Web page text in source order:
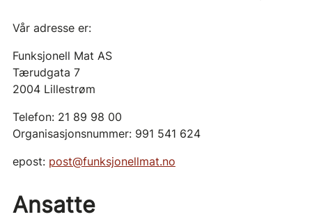
Vår adresse er:
Funksjonell Mat AS
Tærudgata 7
2004 Lillestrøm
Telefon: 21 89 98 00
Organisasjonsnummer: 991 541 624
epost: post@funksjonellmat.no
Ansatte